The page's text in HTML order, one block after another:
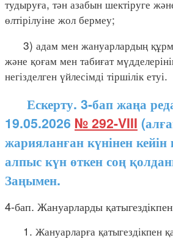
тудыруға, тән азабын шектіруге
өлтірілуіне жол бермеу;
3) адам мен жануарлардың
және қоғам мен табиғат
негізделген үйлесімді тіршілік етуі.
Ескерту. 3-бап жаңа
19.05.2026 № 292-VIII
жарияланған күнінен кейін
алпыс күн өткен соң
Заңымен.
4-бап. Жануарларды
1. Жануарларға қатыгездікпен